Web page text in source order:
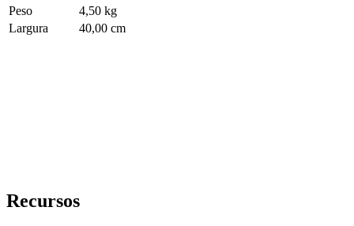
Peso
4,50 kg
Largura
40,00 cm
Recursos